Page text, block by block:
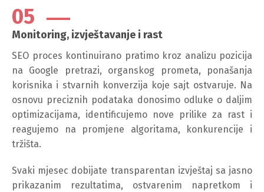
05
Monitoring, izvještavanje i rast
SEO proces kontinuirano pratimo kroz analizu pozicija
na Google pretrazi, organskog prometa, ponašanja
korisnika i stvarnih konverzija koje sajt ostvaruje. Na
osnovu preciznih podataka donosimo odluke o daljim
optimizacijama, identificujemo nove prilike za rast i
reagujemo na promjene algoritama, konkurencije i
tržišta.
Svaki mjesec dobijate transparentan izvještaj sa jasno
prikazanim rezultatima, ostvarenim napretkom i